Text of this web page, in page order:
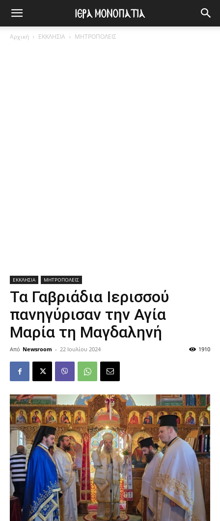
Αρχική ΕΚΚΛΗΣΙΑ ΜΗΤΡΟΠΟΛΕΙΣ
ΕΚΚΛΗΣΙΑ ΜΗΤΡΟΠΟΛΕΙΣ
Τα Γαβριάδια Ιερισσού
πανηγύρισαν την Αγία
Μαρία τη Μαγδαληνή
Από Newsroom - 22 Ιουλίου 2024 1910